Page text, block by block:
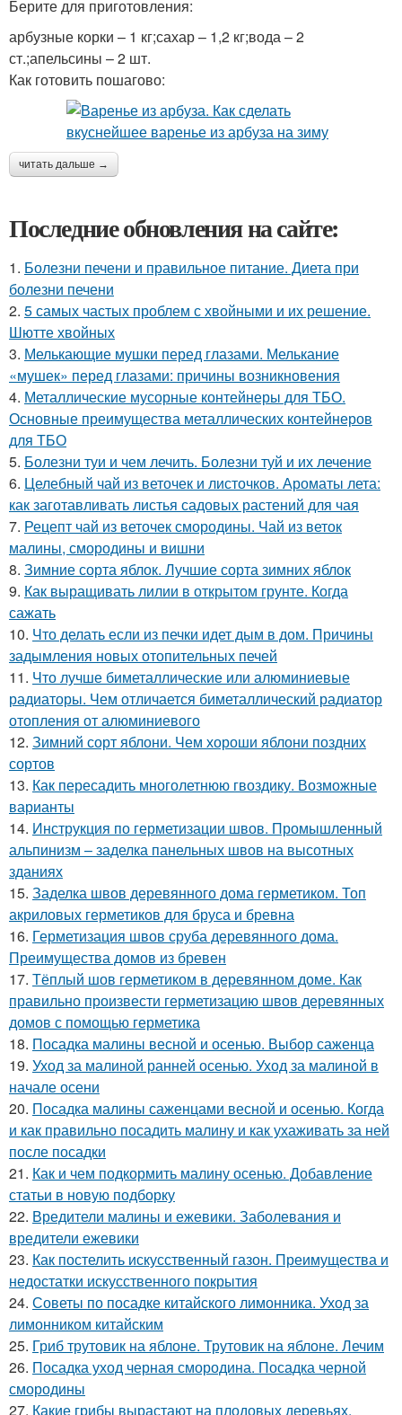
Берите для приготовления:
арбузные корки – 1 кг;сахар – 1,2 кг;вода – 2
ст.;апельсины – 2 шт.
Как готовить пошагово:
читать дальше →
Последние обновления на сайте:
1. Болезни печени и правильное питание. Диета при
болезни печени
2. 5 самых частых проблем с хвойными и их решение.
Шютте хвойных
3. Мелькающие мушки перед глазами. Мелькание
«мушек» перед глазами: причины возникновения
4. Металлические мусорные контейнеры для ТБО.
Основные преимущества металлических контейнеров
для ТБО
5. Болезни туи и чем лечить. Болезни туй и их лечение
6. Целебный чай из веточек и листочков. Ароматы лета:
как заготавливать листья садовых растений для чая
7. Рецепт чай из веточек смородины. Чай из веток
малины, смородины и вишни
8. Зимние сорта яблок. Лучшие сорта зимних яблок
9. Как выращивать лилии в открытом грунте. Когда
сажать
10. Что делать если из печки идет дым в дом. Причины
задымления новых отопительных печей
11. Что лучше биметаллические или алюминиевые
радиаторы. Чем отличается биметаллический радиатор
отопления от алюминиевого
12. Зимний сорт яблони. Чем хороши яблони поздних
сортов
13. Как пересадить многолетнюю гвоздику. Возможные
варианты
14. Инструкция по герметизации швов. Промышленный
альпинизм – заделка панельных швов на высотных
зданиях
15. Заделка швов деревянного дома герметиком. Топ
акриловых герметиков для бруса и бревна
16. Герметизация швов сруба деревянного дома.
Преимущества домов из бревен
17. Тёплый шов герметиком в деревянном доме. Как
правильно произвести герметизацию швов деревянных
домов с помощью герметика
18. Посадка малины весной и осенью. Выбор саженца
19. Уход за малиной ранней осенью. Уход за малиной в
начале осени
20. Посадка малины саженцами весной и осенью. Когда
и как правильно посадить малину и как ухаживать за ней
после посадки
21. Как и чем подкормить малину осенью. Добавление
статьи в новую подборку
22. Вредители малины и ежевики. Заболевания и
вредители ежевики
23. Как постелить искусственный газон. Преимущества и
недостатки искусственного покрытия
24. Советы по посадке китайского лимонника. Уход за
лимонником китайским
25. Гриб трутовик на яблоне. Трутовик на яблоне. Лечим
26. Посадка уход черная смородина. Посадка черной
смородины
27. Какие грибы вырастают на плодовых деревьях.